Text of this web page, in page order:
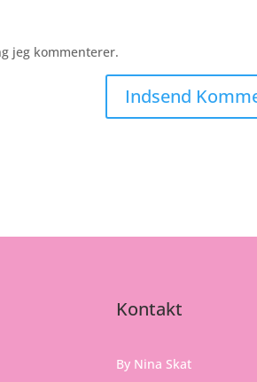
jeg kommenterer.
Kontakt
By Nina Skat